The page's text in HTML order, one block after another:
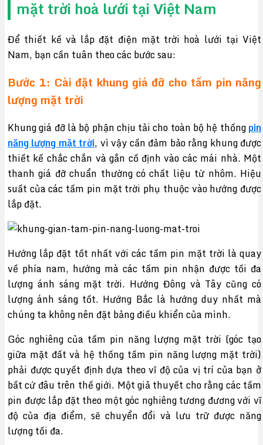
mặt trời hoà lưới tại Việt Nam
Để thiết kế và lắp đặt điện mặt trời hoà lưới tại Việt
Nam, bạn cần tuân theo các bước sau:
Bước 1: Cài đặt khung giá đỡ cho tấm pin năng
lượng mặt trời
Khung giá đỡ là bộ phận chịu tải cho toàn bộ hệ thốngpin
năng lượng mặt trời, vì vậy cần đảm bảo rằng khung được
thiết kế chắc chắn và gắn cố định vào các mái nhà. Một
thanh giá đỡ chuẩn thường có chất liệu từ nhôm. Hiệu
suất của các tấm pin mặt trời phụ thuộc vào hướng được
lắp đặt.
Hướng lắp đặt tốt nhất với các tấm pin mặt trời là quay
về phía nam, hướng mà các tấm pin nhận được tối đa
lượng ánh sáng mặt trời. Hướng Đông và Tây cũng có
lượng ánh sáng tốt. Hướng Bắc là hướng duy nhất mà
chúng ta không nên đặt bảng điều khiển của mình.
Góc nghiêng của tấm pin năng lượng mặt trời (góc tạo
giữa mặt đất và hệ thống tấm pin năng lượng mặt trời)
phải được quyết định dựa theo vĩ độ của vị trí của bạn ở
bất cứ đâu trên thế giới. Một giả thuyết cho rằng các tấm
pin được lắp đặt theo một góc nghiêng tương đương với vĩ
độ của địa điểm, sẽ chuyển đổi và lưu trữ được năng
lượng tối đa.